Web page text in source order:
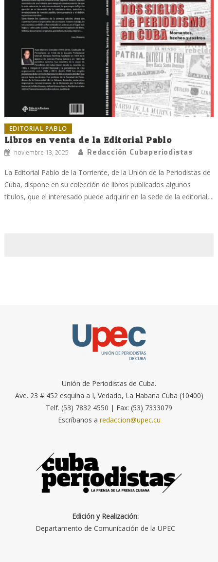
EDITORIAL PABLO
Libros en venta de la Editorial Pablo
noviembre 13, 2025 Redacción Cubaperiodistas
La Editorial Pablo de la Torriente, de la Unión de la Periodistas de
Cuba, dispone en su colección de libros publicados algunos
títulos, que el interesado puede adquirir en la sede de la editorial,...
Unión de Periodistas de Cuba.
Ave. 23 # 452 esquina a I, Vedado, La Habana Cuba (10400)
Telf. (53) 7832 4550 | Fax: (53) 7333079
Escríbanos a redaccion@upec.cu
Edición y Realización:
Departamento de Comunicación de la UPEC